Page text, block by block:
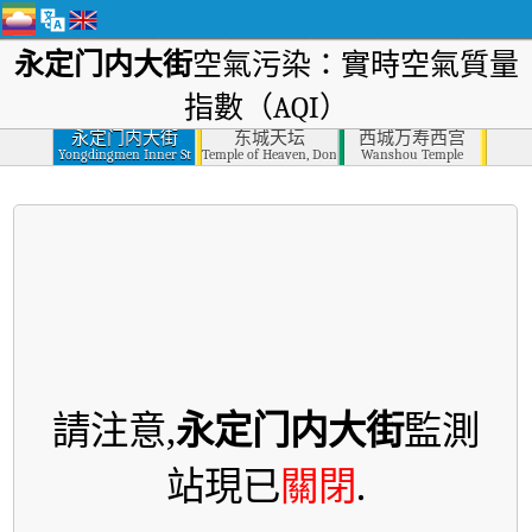
永定门内大街空氣污染：實時空氣質量
指數（AQI）
永定门内大街
Yongdingmen Inner St
东城天坛
Temple of Heaven, Dongcheng
西城万寿西宫
Wanshou Temple
請注意,永定门内大街監測
站現已關閉.